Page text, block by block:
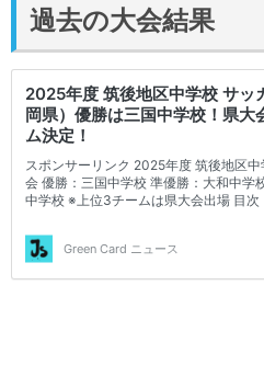
過去の大会結果